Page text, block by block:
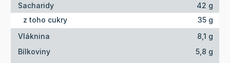
Sacharidy
42 g
z toho cukry
35 g
Vláknina
8,1 g
Bílkoviny
5,8 g